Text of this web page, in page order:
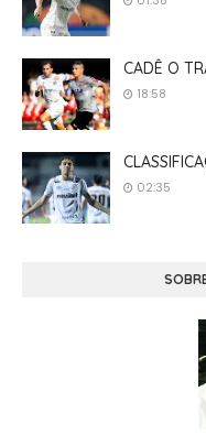
CADÊ O
18:58
02:35